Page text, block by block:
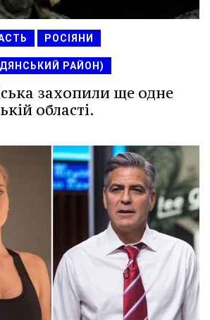
РОСІЯНИ
РАЙОН)
захопили ще одне
області.